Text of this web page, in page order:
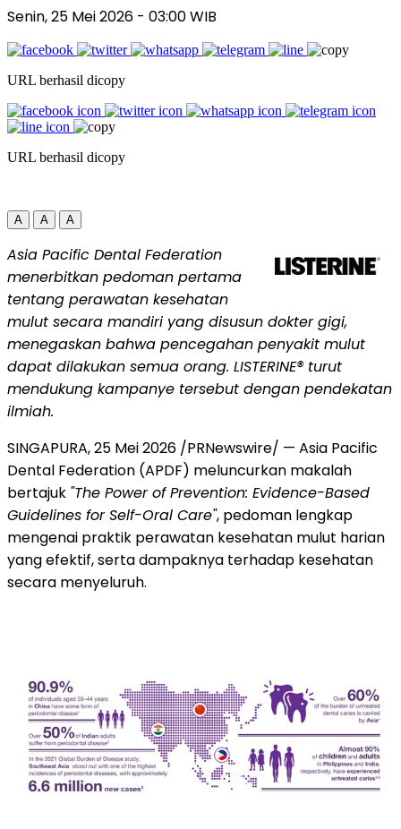
Senin, 25 Mei 2026 - 03:00 WIB
URL berhasil dicopy
URL berhasil dicopy
A A A
Asia Pacific Dental Federation
menerbitkan pedoman pertama
tentang perawatan kesehatan
mulut secara mandiri yang disusun dokter gigi,
menegaskan bahwa pencegahan penyakit mulut
dapat dilakukan semua orang. LISTERINE® turut
mendukung kampanye tersebut dengan pendekatan
ilmiah.
SINGAPURA,25 Mei 2026 /PRNewswire/ — Asia Pacific
Dental Federation (APDF) meluncurkan makalah
bertajuk "The Power of Prevention: Evidence-Based
Guidelines for Self-Oral Care", pedoman lengkap
mengenai praktik perawatan kesehatan mulut harian
yang efektif, serta dampaknya terhadap kesehatan
secara menyeluruh.